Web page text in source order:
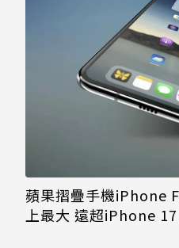
蘋果摺疊手機iPhone
上最大 遠超iPhone